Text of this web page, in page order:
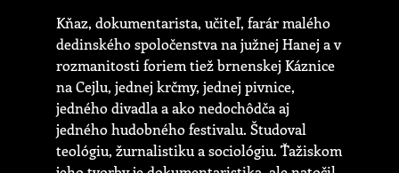
Kňaz, dokumentarista, učiteľ, farár malého
dedinského spoločenstva na južnej Hanej a v
rozmanitosti foriem tiež brnenskej Káznice
na Cejlu, jednej krčmy, jednej pivnice,
jedného divadla a ako nedochôdča aj
jedného hudobného festivalu. Študoval
teológiu, žurnalistiku a sociológiu. Ťažiskom